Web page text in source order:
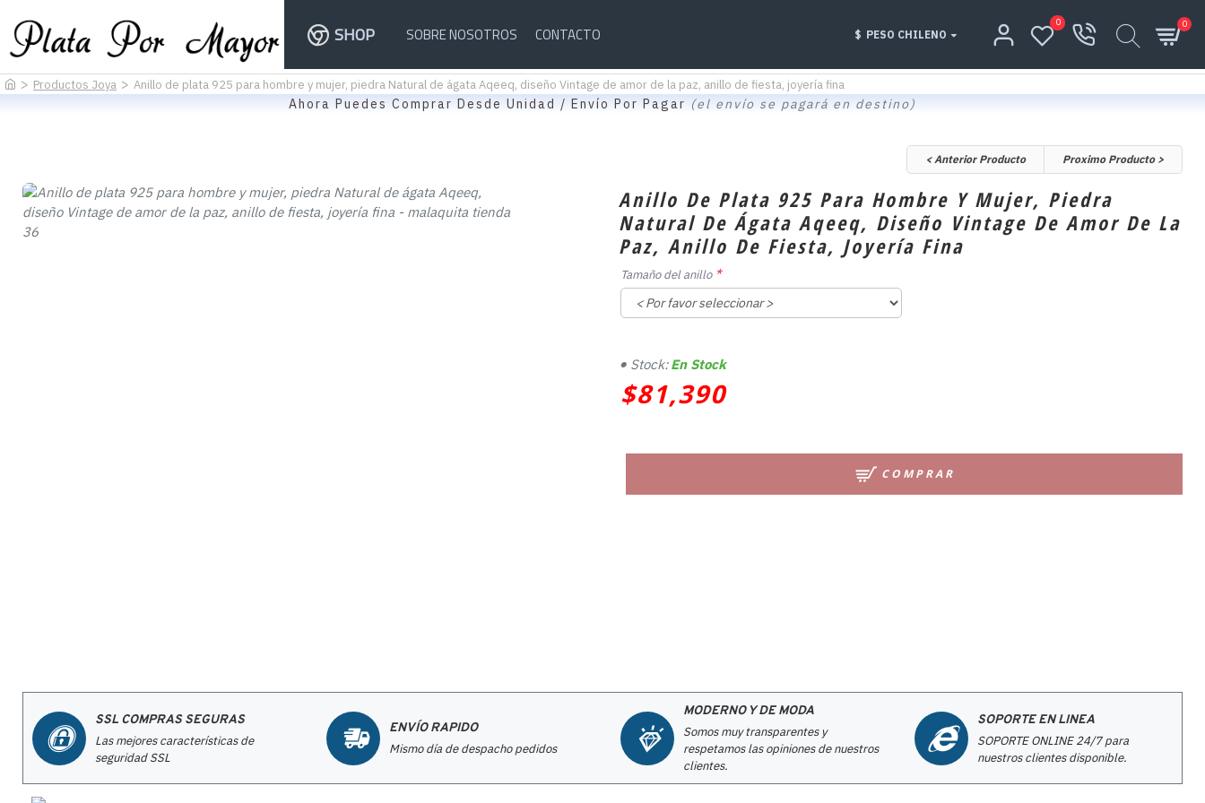
SHOP SOBRE NOSOTROS CONTACTO $ PESO CHILENO
0 0
Productos Joya Anillo de plata 925 para hombre y mujer, piedra Natural de ágata Aqeeq, diseño Vintage de amor de la paz, anillo de fiesta, joyería fina
Ahora Puedes Comprar Desde Unidad / Envío Por Pagar (el envío se pagará en destino)
< Anterior Producto Proximo Producto >
Anillo De Plata 925 Para Hombre Y Mujer, Piedra
Natural De Ágata Aqeeq, Diseño Vintage De Amor De La
Paz, Anillo De Fiesta, Joyería Fina
$81,390
Stock: En Stock
Tamaño del anillo
COMPRAR
SSL COMPRAS SEGURAS
Las mejores características de
seguridad SSL
ENVÍO RAPIDO
Mismo día de despacho pedidos
MODERNO Y DE MODA
Somos muy transparentes y
respetamos las opiniones de nuestros
clientes.
SOPORTE EN LINEA
SOPORTE ONLINE 24/7 para
nuestros clientes disponible.